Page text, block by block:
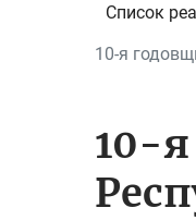
Список
10-я
10-